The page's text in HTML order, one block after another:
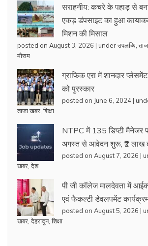
सराहनीय: कचरे के पहाड़ से बना
एकड़ डंपसाइट का हुआ
मिशन की मिसाल
posted on August 3, 2026 | underउपलब्धि
मौसम
ग्राफिक एरा में शानदार
को पुरस्कार
posted on June 6, 2024 |
ताजा खबर शिक्षा
NTPC में 135 डिप्टी मैनेजर
अगस्त से आवेदन शुरू, ₹2 लाख
posted on August 7, 2026 |
खबर देश
पी जी कॉलेज मालदेवता में
एवं फैकल्टी डेवलपमेंट
posted on August 5, 2026 |
खबर देहरादून, शिक्षा